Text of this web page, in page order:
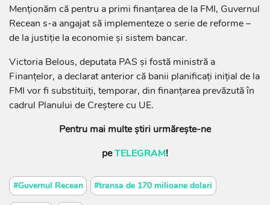
Menționăm că pentru a primi finanţarea de la FMI, Guvernul
Recean s-a angajat să implementeze o serie de reforme –
de la justiţie la economie şi sistem bancar.
Victoria Belous, deputata PAS și fostă ministră a
Finanțelor, a declarat anterior că banii planificați inițial de la
FMI vor fi substituiți, temporar, din finanțarea prevăzută în
cadrul Planului de Creștere cu UE.
Pentru mai multe știri urmărește-ne
peTELEGRAM!
#Guvernul Recean #transa de 170 milioane dolari